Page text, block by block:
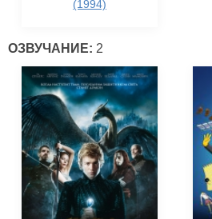
(1994)
ОЗВУЧАНИЕ: 2